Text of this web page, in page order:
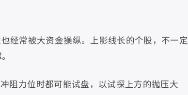
经常被大资金操纵。上影线长的个股，不一定
阻力位时都可能试盘，以试探上方的抛压大